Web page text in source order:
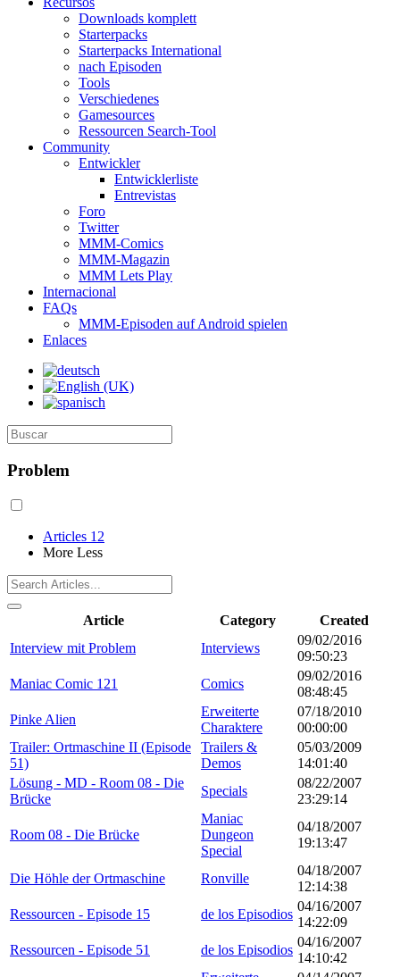
Downloads komplett
Starterpacks
Starterpacks International
nach Episoden
Tools
Verschiedenes
Gamesources
Ressourcen Search-Tool
Community
Entwickler
Entwicklerliste
Entrevistas
Foro
Twitter
MMM-Comics
MMM-Magazin
MMM Lets Play
Internacional
FAQs
MMM-Episoden auf Android spielen
Enlaces
Problem
Articles 12
More Less
Article Category
Created
Interview mit Problem
Interviews
09/02/2016
09:50:23
Maniac Comic 121
Comics
09/02/2016
08:48:45
Pinke Alien
Erweiterte
Charaktere
07/18/2010
00:00:00
Trailer: Ortmaschine II (Episode
51)
Trailers &
Demos
05/03/2009
14:01:40
Lösung - MD - Room 08 - Die
Brücke
Specials
08/22/2007
23:29:14
Room 08 - Die Brücke
Maniac
Dungeon
Special
04/18/2007
19:13:47
Die Höhle der Ortmaschine Ronville
04/18/2007
12:14:38
Ressourcen - Episode 15
de los Episodios
04/16/2007
14:22:09
Ressourcen - Episode 51
de los Episodios
04/16/2007
14:10:42